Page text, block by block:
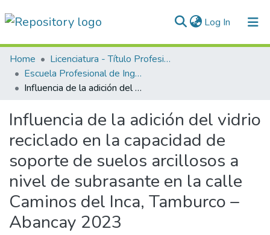
Log In (current)
Communities & Collections
All of DSpace
Normativas
Home
Licenciatura - Título Profesional
Escuela Profesional de Ingeniería Civil
Influencia de la adición del vidrio reciclado en la capacidad de soporte de suelos arcillosos a nivel de subrasante en la calle Caminos del Inca, Tamburco – Abancay 2023
Influencia de la adición del vidrio
reciclado en la capacidad de
soporte de suelos arcillosos a
nivel de subrasante en la calle
Caminos del Inca, Tamburco –
Abancay 2023